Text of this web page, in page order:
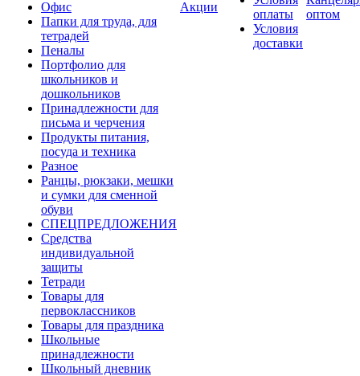
Офис
Папки для труда, для
тетрадей
Пеналы
Портфолио для
школьников и
дошкольников
Принадлежности для
письма и черчения
Продукты питания,
посуда и техника
Разное
Ранцы, рюкзаки, мешки
и сумки для сменной
обуви
СПЕЦПРЕДЛОЖЕНИЯ
Средства
индивидуальной
защиты
Тетради
Товары для
первоклассников
Товары для праздника
Школьные
принадлежности
Школьный дневник
Акции
оплаты
Условия
доставки
оптом